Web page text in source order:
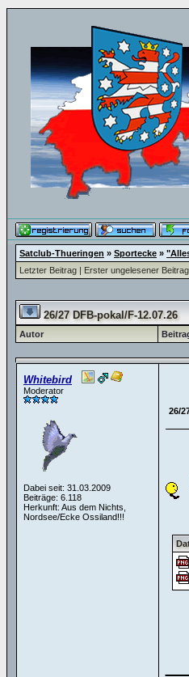
Satclub-Thueringen » Sportecke »
Letzter Beitrag | Erster ungelesener Beitrag
26/27 DFB-pokal/F-12.07.26
Autor
Whitebird
Moderator
Dabei seit: 31.03.2009
Beiträge: 6.118
Herkunft: Aus dem Nichts,
Nordsee/Ecke Ossiland!!!
26/